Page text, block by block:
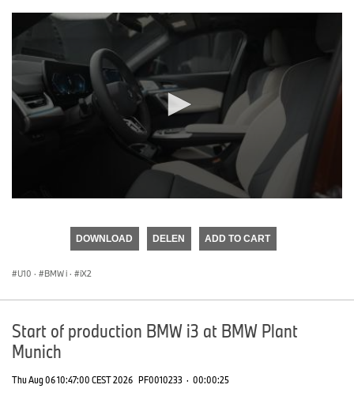
DOWNLOAD DELEN ADD TO CART
U10 · BMW i · iX2
Start of production BMW i3 at BMW Plant
Munich
Thu Aug 06 10:47:00 CEST 2026 PF0010233 · 00:00:25